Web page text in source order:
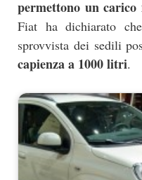
permettono un carico
Fiat ha dichiarato
sprovvista dei sedili
capienza a 1000 litri.